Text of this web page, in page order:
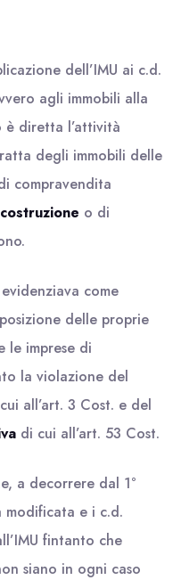
dell’IMU ai c.d.
agli immobili alla
è diretta l’attività
degli immobili delle
compravendita
o di
come
delle proprie
le imprese di
la violazione del
all’art. 3 Cost. e del
di cui all’art. 53 Cost.
a decorrere dal 1°
e i c.d.
fintanto che
siano in ogni caso